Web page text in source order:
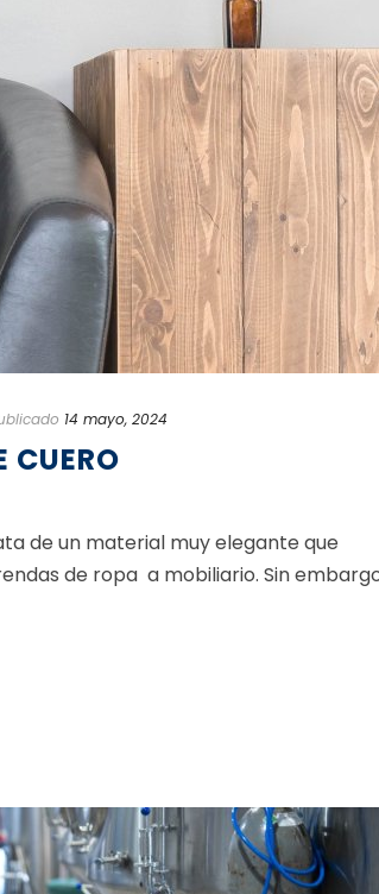
14 mayo, 2024
CUERO
de un material muy elegante que
de ropa a mobiliario. Sin